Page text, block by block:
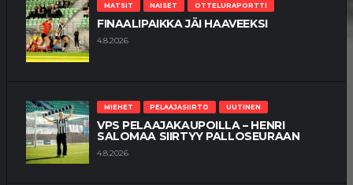
MATSIT NAISET OTTELURAPORTTI
FINAALIPAIKKA JÄI HAAVEEKSI
4.8.2026
MIEHET PELAAJASIIRTO UUTINEN
VPS PELAAJAKAUPOILLA – HENRI
SALOMAA SIIRTYY PALLOSEURAAN
4.8.2026